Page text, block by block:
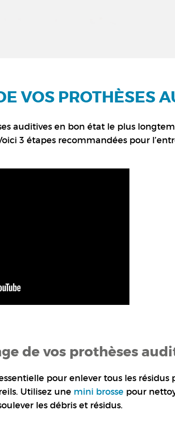
VOS PROTHÈSES
auditives en bon état le plus
3 étapes recommandées pour
de vos prothèses
pour enlever tous les résidus
Utilisez une mini brosse pour
les débris et résidus.